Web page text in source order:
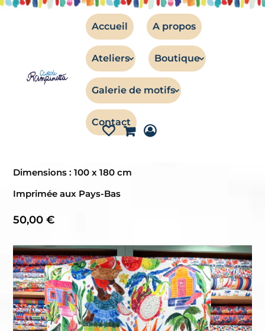
Accueil A propos
Ateliers Boutique
Galerie de motifs
Contact
TISSUS
Serviette de plage – Marché aux
Dimensions : 100 x 180 cm
Imprimée aux Pays-Bas
50,00€